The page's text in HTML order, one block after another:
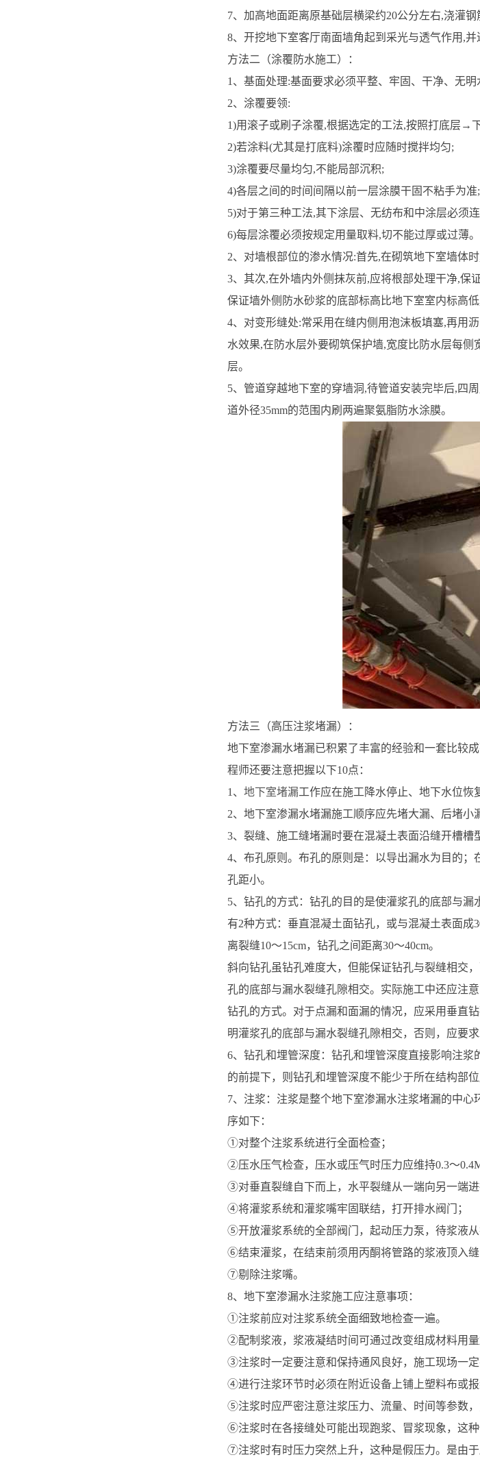
7、加高地面距离原基础层横梁约20公分左右,浇灌钢
8、开挖地下室客厅南面墙角起到采光与透气作用,并
方法二（涂覆防水施工）：
1、基面处理:基面要求必须平整、牢固、干净、无
2、涂覆要领:
1)用滚子或刷子涂覆,根据选定的工法,按照打底层
2)若涂料(尤其是打底料)涂覆时应随时搅拌均匀;
3)涂覆要尽量均匀,不能局部沉积;
4)各层之间的时间间隔以前一层涂膜干固不粘手为准;
5)对于第三种工法,其下涂层、无纺布和中涂层必须
6)每层涂覆必须按规定用量取料,切不能过厚或过薄。
2、对墙根部位的渗水情况:首先,在砌筑地下室墙体
3、其次,在外墙内外侧抹灰前,应将根部处理干净,保
保证墙外侧防水砂浆的底部标高比地下室室内标高
4、对变形缝处:常采用在缝内侧用泡沫板填塞,再用
水效果,在防水层外要砌筑保护墙,宽度比防水层每
层。
5、管道穿越地下室的穿墙洞,待管道安装完毕后,四
道外径35mm的范围内刷两遍聚氨脂防水涂膜。
方法三（高压注浆堵漏）：
地下室渗漏水堵漏已积累了丰富的经验和一套比
程师还要注意把握以下10点：
1、 地下室堵漏工作应在施工降水停止、地下水位恢
2、地下室渗漏水堵漏施工顺序应先堵大漏、后堵小
3、裂缝、施工缝堵漏时要在混凝土表面沿缝开槽槽
4、布孔原则。布孔的原则是：以导出漏水为目的；
孔距小。
5、钻孔的方式：钻孔的目的是使灌浆孔的底部与
有2种方式：垂直混凝土面钻孔，或与混凝土表面成
离裂缝10～15cm，钻孔之间距离30～40cm。
斜向钻孔虽钻孔难度大，但能保证钻孔与裂缝相交
孔的底部与漏水裂缝孔隙相交。实际施工中还应注
钻孔的方式。对于点漏和面漏的情况，应采用垂直
明灌浆孔的底部与漏水裂缝孔隙相交，否则，应要求
6、钻孔和埋管深度：钻孔和埋管深度直接影响注
的前提下，则钻孔和埋管深度不能少于所在结构部
7、注浆：注浆是整个地下室渗漏水注浆堵漏的中
序如下：
①对整个注浆系统进行全面检查；
②压水压气检查，压水或压气时压力应维持0.3～
③对垂直裂缝自下而上，水平裂缝从一端向另一端进
④将灌浆系统和灌浆嘴牢固联结，打开排水阀门；
⑤开放灌浆系统的全部阀门，起动压力泵，待浆液
⑥结束灌浆，在结束前须用丙酮将管路的浆液顶入
⑦剔除注浆嘴。
8、地下室渗漏水注浆施工应注意事项：
①注浆前应对注浆系统全面细致地检查一遍。
②配制浆液，浆液凝结时间可通过改变组成材料用量
③注浆时一定要注意和保持通风良好，施工现场一
④进行注浆环节时必须在附近设备上铺上塑料布或报
⑤注浆时应严密注意注浆压力、流量、时间等参数
⑥注浆时在各接缝处可能出现跑浆、冒浆现象，这
⑦注浆时有时压力突然上升，这种是假压力。是由